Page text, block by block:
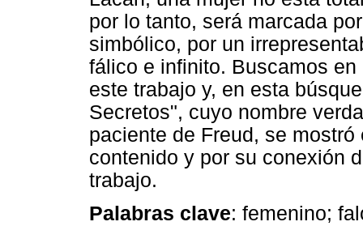
por lo tanto, será marcada
simbólico, por un
fálico e infinito. Buscamos
este trabajo y, en esta
Secretos", cuyo nombre
paciente de Freud, se
contenido y por su conexión
trabajo.
Palabras clave: femenino;